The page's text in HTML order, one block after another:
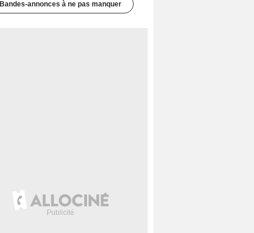
Bandes-annonces à ne pas manquer